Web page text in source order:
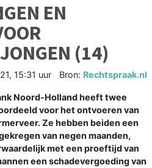
EN
(14)
15:31 uur Bron: Rechtspraak.nl
Noord-Holland heeft twee
voor het ontvoeren van
Ze hebben beiden een
van negen maanden,
met een proeftijd van
een schadevergoeding van